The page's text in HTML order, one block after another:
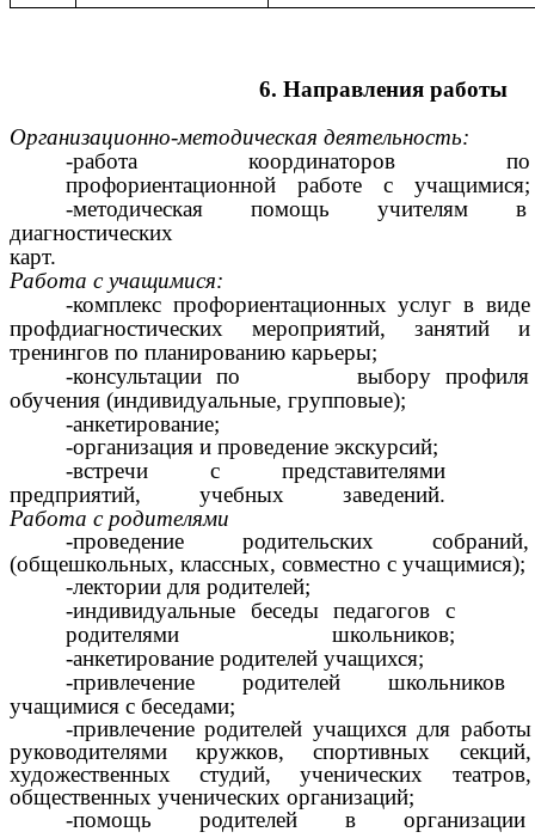
6. Направления работы
Организационно-методическая деятельность:
-работа координаторов по
профориентационной работе с учащимися;
-методическая помощь учителям
диагностических
карт.
Работа с учащимися:
-комплекс профориентационных услуг в виде
профдиагностических мероприятий, занятий и
тренингов по планированию карьеры;
-консультации по выбору профиля
обучения (индивидуальные, групповые);
-анкетирование;
-организация и проведение экскурсий;
-встречи с представителями
предприятий, учебных заведений.
Работа с родителями
-проведение родительских собраний,
(общешкольных, классных, совместно с учащимися);
-лектории для родителей;
-индивидуальные беседы педагогов с
родителями школьников;
-анкетирование родителей учащихся;
-привлечение родителей
учащимися с беседами;
-привлечение родителей учащихся для работы
руководителями кружков, спортивных секций,
художественных студий, ученических театров,
общественных ученических организаций;
-помощь родителей в